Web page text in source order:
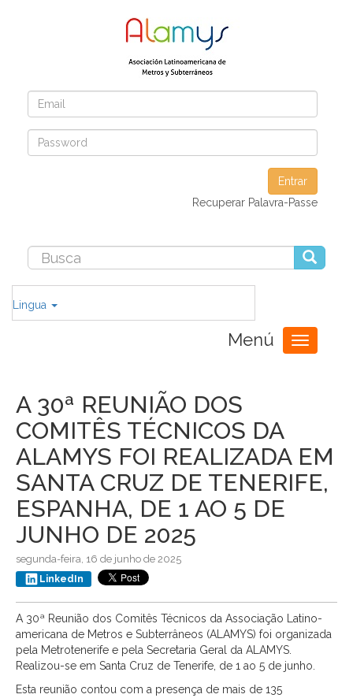
Entrar
Recuperar Palavra-Passe
Lingua
Menú
Toggle
navigation
A 30ª REUNIÃO DOS
COMITÊS TÉCNICOS DA
ALAMYS FOI REALIZADA EM
SANTA CRUZ DE TENERIFE,
ESPANHA, DE 1 AO 5 DE
JUNHO DE 2025
segunda-feira, 16 de junho de 2025
LinkedIn
A 30ª Reunião dos Comitês Técnicos da Associação Latino-
americana de Metros e Subterrâneos (ALAMYS) foi organizada
pela Metrotenerife e pela Secretaria Geral da ALAMYS.
Realizou-se em Santa Cruz de Tenerife, de 1 ao 5 de junho.
Esta reunião contou com a presença de mais de 135